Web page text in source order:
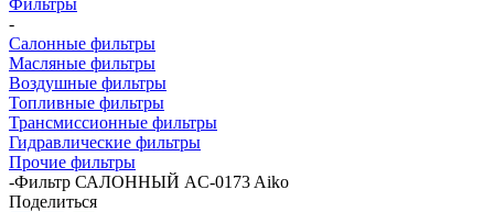
-
Салонные фильтры
Масляные фильтры
Воздушные фильтры
Топливные фильтры
Трансмиссионные фильтры
Гидравлические фильтры
Прочие фильтры
-Фильтр САЛОННЫЙ AC-0173 Aiko
Поделиться